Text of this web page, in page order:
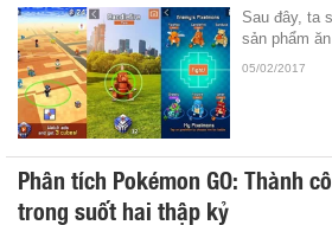
Sau đây, ta
sản phẩm ăn
05/02/2017
Phân tích Pokémon GO: Thành
trong suốt hai thập kỷ